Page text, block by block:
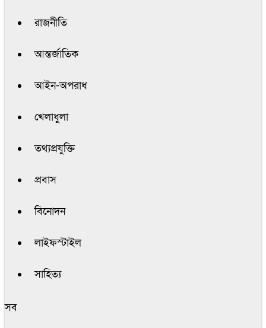
রাজনীতি
আন্তর্জাতিক
আইন-অপরাধ
খেলাধুলা
তথ্যপ্রযুক্তি
প্রবাস
বিনোদন
লাইফস্টাইল
সাহিত্য
সব